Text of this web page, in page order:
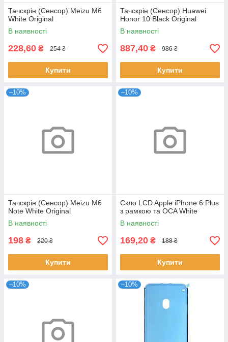
Тачскрін (Сенсор) Meizu M6
White Original
В наявності
228,60 ₴ 254 ₴
Купити
Тачскрін (Сенсор) Huawei
Honor 10 Black Original
В наявності
887,40 ₴ 986 ₴
Купити
–10%
Тачскрін (Сенсор) Meizu M6
Note White Original
В наявності
198 ₴ 220 ₴
Купити
–10%
Скло LCD Apple iPhone 6 Plus
з рамкою та OCA White
В наявності
169,20 ₴ 188 ₴
Купити
–10% –10%